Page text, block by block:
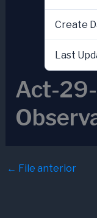
Create
Last
Act-
← File anterior